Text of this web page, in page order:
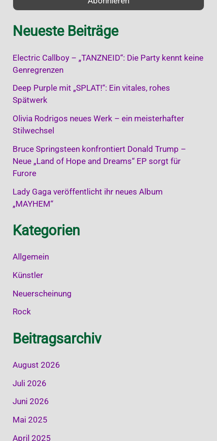
Neueste Beiträge
Electric Callboy – „TANZNEID“: Die Party kennt keine
Genregrenzen
Deep Purple mit „SPLAT!“: Ein vitales, rohes
Spätwerk
Olivia Rodrigos neues Werk – ein meisterhafter
Stilwechsel
Bruce Springsteen konfrontiert Donald Trump –
Neue „Land of Hope and Dreams“ EP sorgt für
Furore
Lady Gaga veröffentlicht ihr neues Album
„MAYHEM“
Kategorien
Allgemein
Künstler
Neuerscheinung
Rock
Beitragsarchiv
August 2026
Juli 2026
Juni 2026
Mai 2025
April 2025